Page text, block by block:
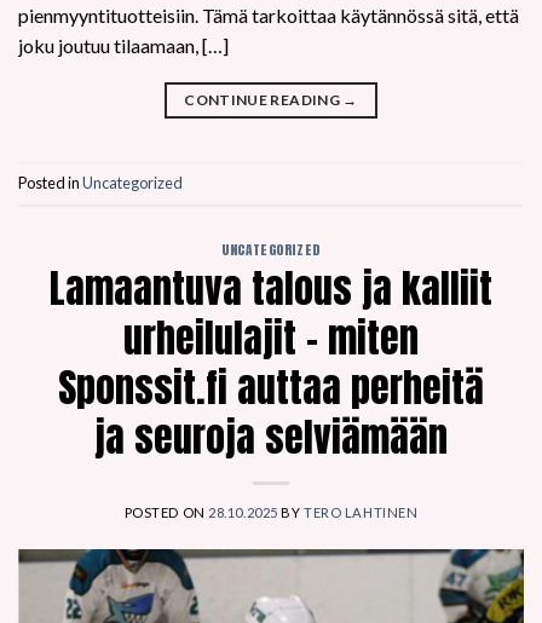
pienmyyntituotteisiin. Tämä tarkoittaa käytännössä sitä, että
joku joutuu tilaamaan, […]
CONTINUE READING →
Posted inUncategorized
UNCATEGORIZED
Lamaantuva talous ja kalliit
urheilulajit – miten
Sponssit.fi auttaa perheitä
ja seuroja selviämään
POSTED ON 28.10.2025 BYTERO LAHTINEN